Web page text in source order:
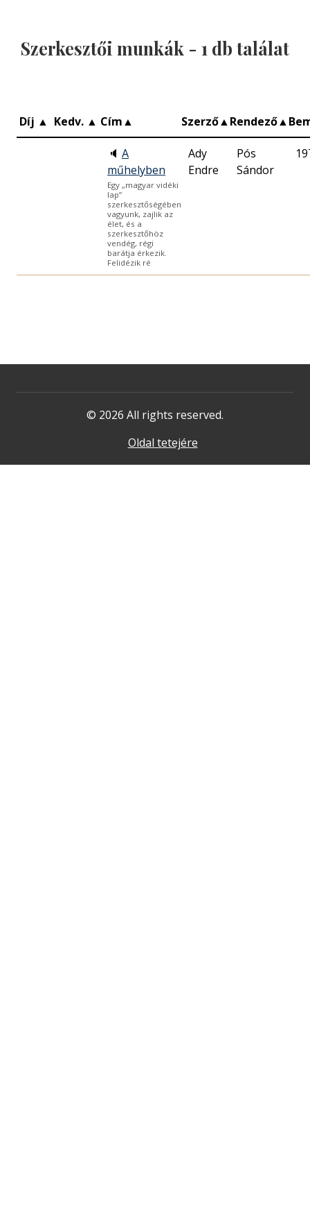
Szerkesztői munkák - 1 db találat
Díj ▲ Kedv. ▲ Cím▲ Szerző▲Rendező▲
🔈 A
műhelyben
Egy „magyar vidéki
lap”
szerkesztőségében
vagyunk, zajlik az
élet, és a
szerkesztőhöz
vendég, régi
barátja érkezik.
Felidézik ré
Ady
Endre
Pós
Sándor
© 2026 All rights reserved.
Oldal tetejére